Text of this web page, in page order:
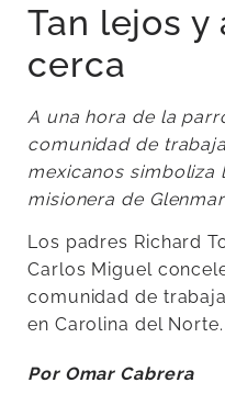
Tan lejos y
cerca
A una hora de la
comunidad de
mexicanos simboliza
misionera de
Los padres Richard
Carlos Miguel
comunidad de
en Carolina del
Por Omar Cabrera